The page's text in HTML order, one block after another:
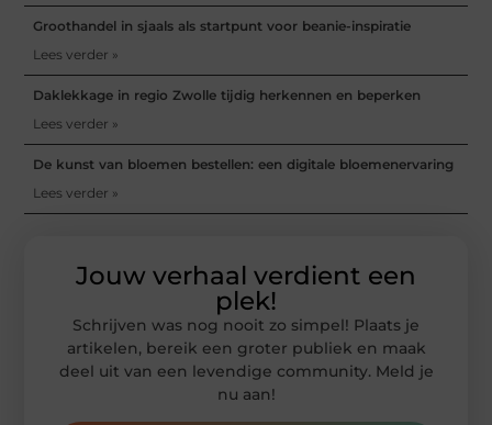
Groothandel in sjaals als startpunt voor beanie-inspiratie
Lees verder »
Daklekkage in regio Zwolle tijdig herkennen en beperken
Lees verder »
De kunst van bloemen bestellen: een digitale bloemenervaring
Lees verder »
Jouw verhaal verdient een
plek!
Schrijven was nog nooit zo simpel! Plaats je
artikelen, bereik een groter publiek en maak
deel uit van een levendige community. Meld je
nu aan!